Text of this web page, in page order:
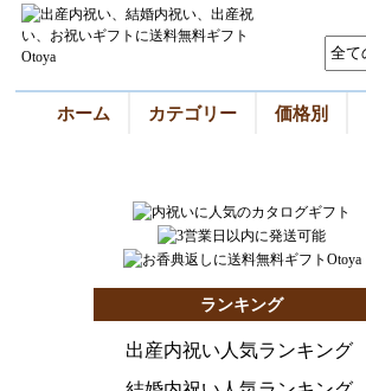
ホーム カテゴリー 価格別
ランキング
出産内祝い人気ランキング